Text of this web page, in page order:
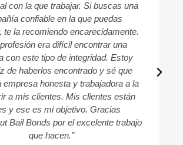
con la que trabajar. Si buscas una
confiable en la que puedas
te la recomiendo encarecidamente.
era difícil encontrar una
con este tipo de integridad. Estoy
de haberlos encontrado y sé que
empresa honesta y trabajadora a la
a mis clientes. Mis clientes están
y ese es mi objetivo. Gracias
Bail Bonds por el excelente trabajo
que hacen."